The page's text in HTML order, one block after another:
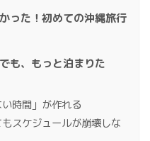
った！初めての沖縄旅行
も、もっと泊まりた
時間」が作れる
スケジュールが崩壊しな